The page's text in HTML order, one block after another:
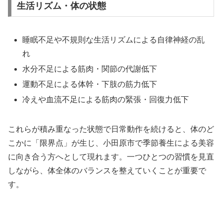
生活リズム・体の状態
睡眠不足や不規則な生活リズムによる自律神経の乱
れ
水分不足による筋肉・関節の代謝低下
運動不足による体幹・下肢の筋力低下
冷えや血流不足による筋肉の緊張・回復力低下
これらが積み重なった状態で日常動作を続けると、体のど
こかに「限界点」が生じ、小田原市で季節養生による美容
に向き合う方へとして現れます。一つひとつの習慣を見直
しながら、体全体のバランスを整えていくことが重要で
す。